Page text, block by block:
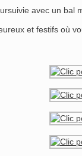
avec un
et festifs où